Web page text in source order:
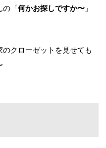
の「何かお探しですか〜 」
クローゼットを見せても